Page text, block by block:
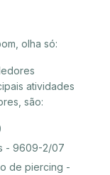
olha só:
atividades
são:
- 9609-2/07
de piercing -